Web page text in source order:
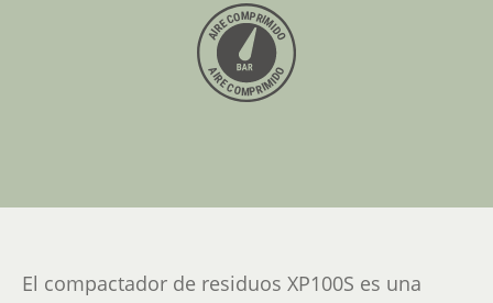
El compactador de residuos XP100S es una